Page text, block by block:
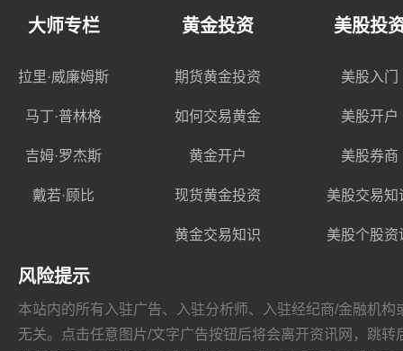
大师专栏
拉里·威廉姆斯
马丁·普林格
吉姆·罗杰斯
戴若·顾比
黄金投资
期货黄金投资
如何交易黄金
黄金开户
现货黄金投资
黄金交易知识
美股投
美股入门
美股开户
美股券商
美股交易知
美股个股资
风险提示
本站内的所有入驻广告、入驻分析师、入驻经纪商/金融机
无关。点击任意图片/文字广告按钮后将会离开资讯网，跳